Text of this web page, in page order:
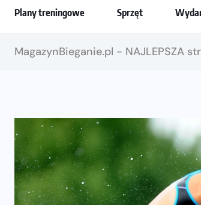
Plany treningowe Sprzęt
MagazynBieganie.pl - NAJLEPSZA